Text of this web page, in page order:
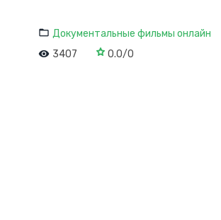
Документальные фильмы онлайн
3407
0.0/0